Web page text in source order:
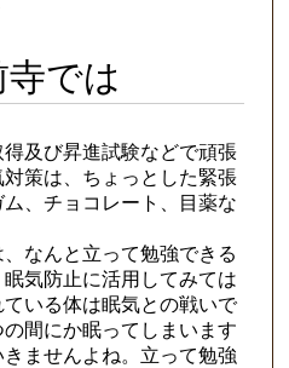
寺では
及び昇進試験などで頑張
策は、ちょっとした緊張
、チョコレート、目薬な
、なんと立って勉強できる
気防止に活用してみては
いる体は眠気との戦いで
間にか眠ってしまいます
ませんよね。立って勉強